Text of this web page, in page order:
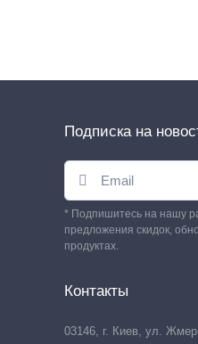
Подписка на
* Подпишитесь на нашу
предложения скидок,
продуктах.
Контакты
03146, г. Киев, ул.